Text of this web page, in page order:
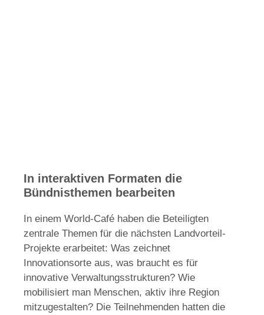
In interaktiven Formaten die
Bündnisthemen bearbeiten
In einem World-Café haben die Beteiligten
zentrale Themen für die nächsten Landvorteil-
Projekte erarbeitet: Was zeichnet
Innovationsorte aus, was braucht es für
innovative Verwaltungsstrukturen? Wie
mobilisiert man Menschen, aktiv ihre Region
mitzugestalten? Die Teilnehmenden hatten die